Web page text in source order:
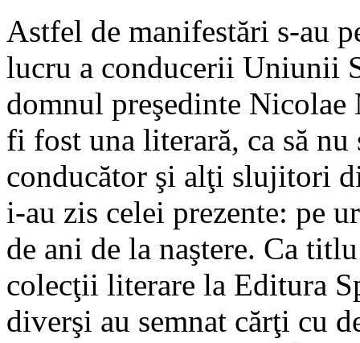
Astfel de manifestări s-au
lucru a conducerii Uniunii
domnul preşedinte Nicolae
fi fost una literară, ca să nu
conducător şi alţi slujitori
i-au zis celei prezente: pe
de ani de la naştere. Ca
colecţii literare la Editura
diverşi au semnat cărţi cu